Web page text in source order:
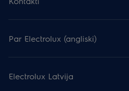
Par Electrolux (angliski)
Electrolux Latvija